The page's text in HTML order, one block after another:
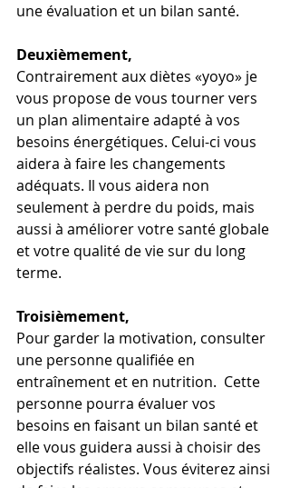
une évaluation et un bilan santé.
Deuxièmement,
Contrairement aux diètes «yoyo» je
vous propose de vous tourner vers
un plan alimentaire adapté à vos
besoins énergétiques. Celui-ci vous
aidera à faire les changements
adéquats. Il vous aidera non
seulement à perdre du poids, mais
aussi à améliorer votre santé globale
et votre qualité de vie sur du long
terme.
Troisièmement,
Pour garder la motivation, consulter
une personne qualifiée en
entraînement et en nutrition.  Cette
personne pourra évaluer vos
besoins en faisant un bilan santé et
elle vous guidera aussi à choisir des
objectifs réalistes. Vous éviterez ainsi